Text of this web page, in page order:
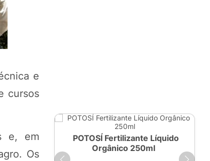
e
cursos
e, em
Os
Líquido
POTOSÍ Fertilizante Líquido
Orgânico 250ml